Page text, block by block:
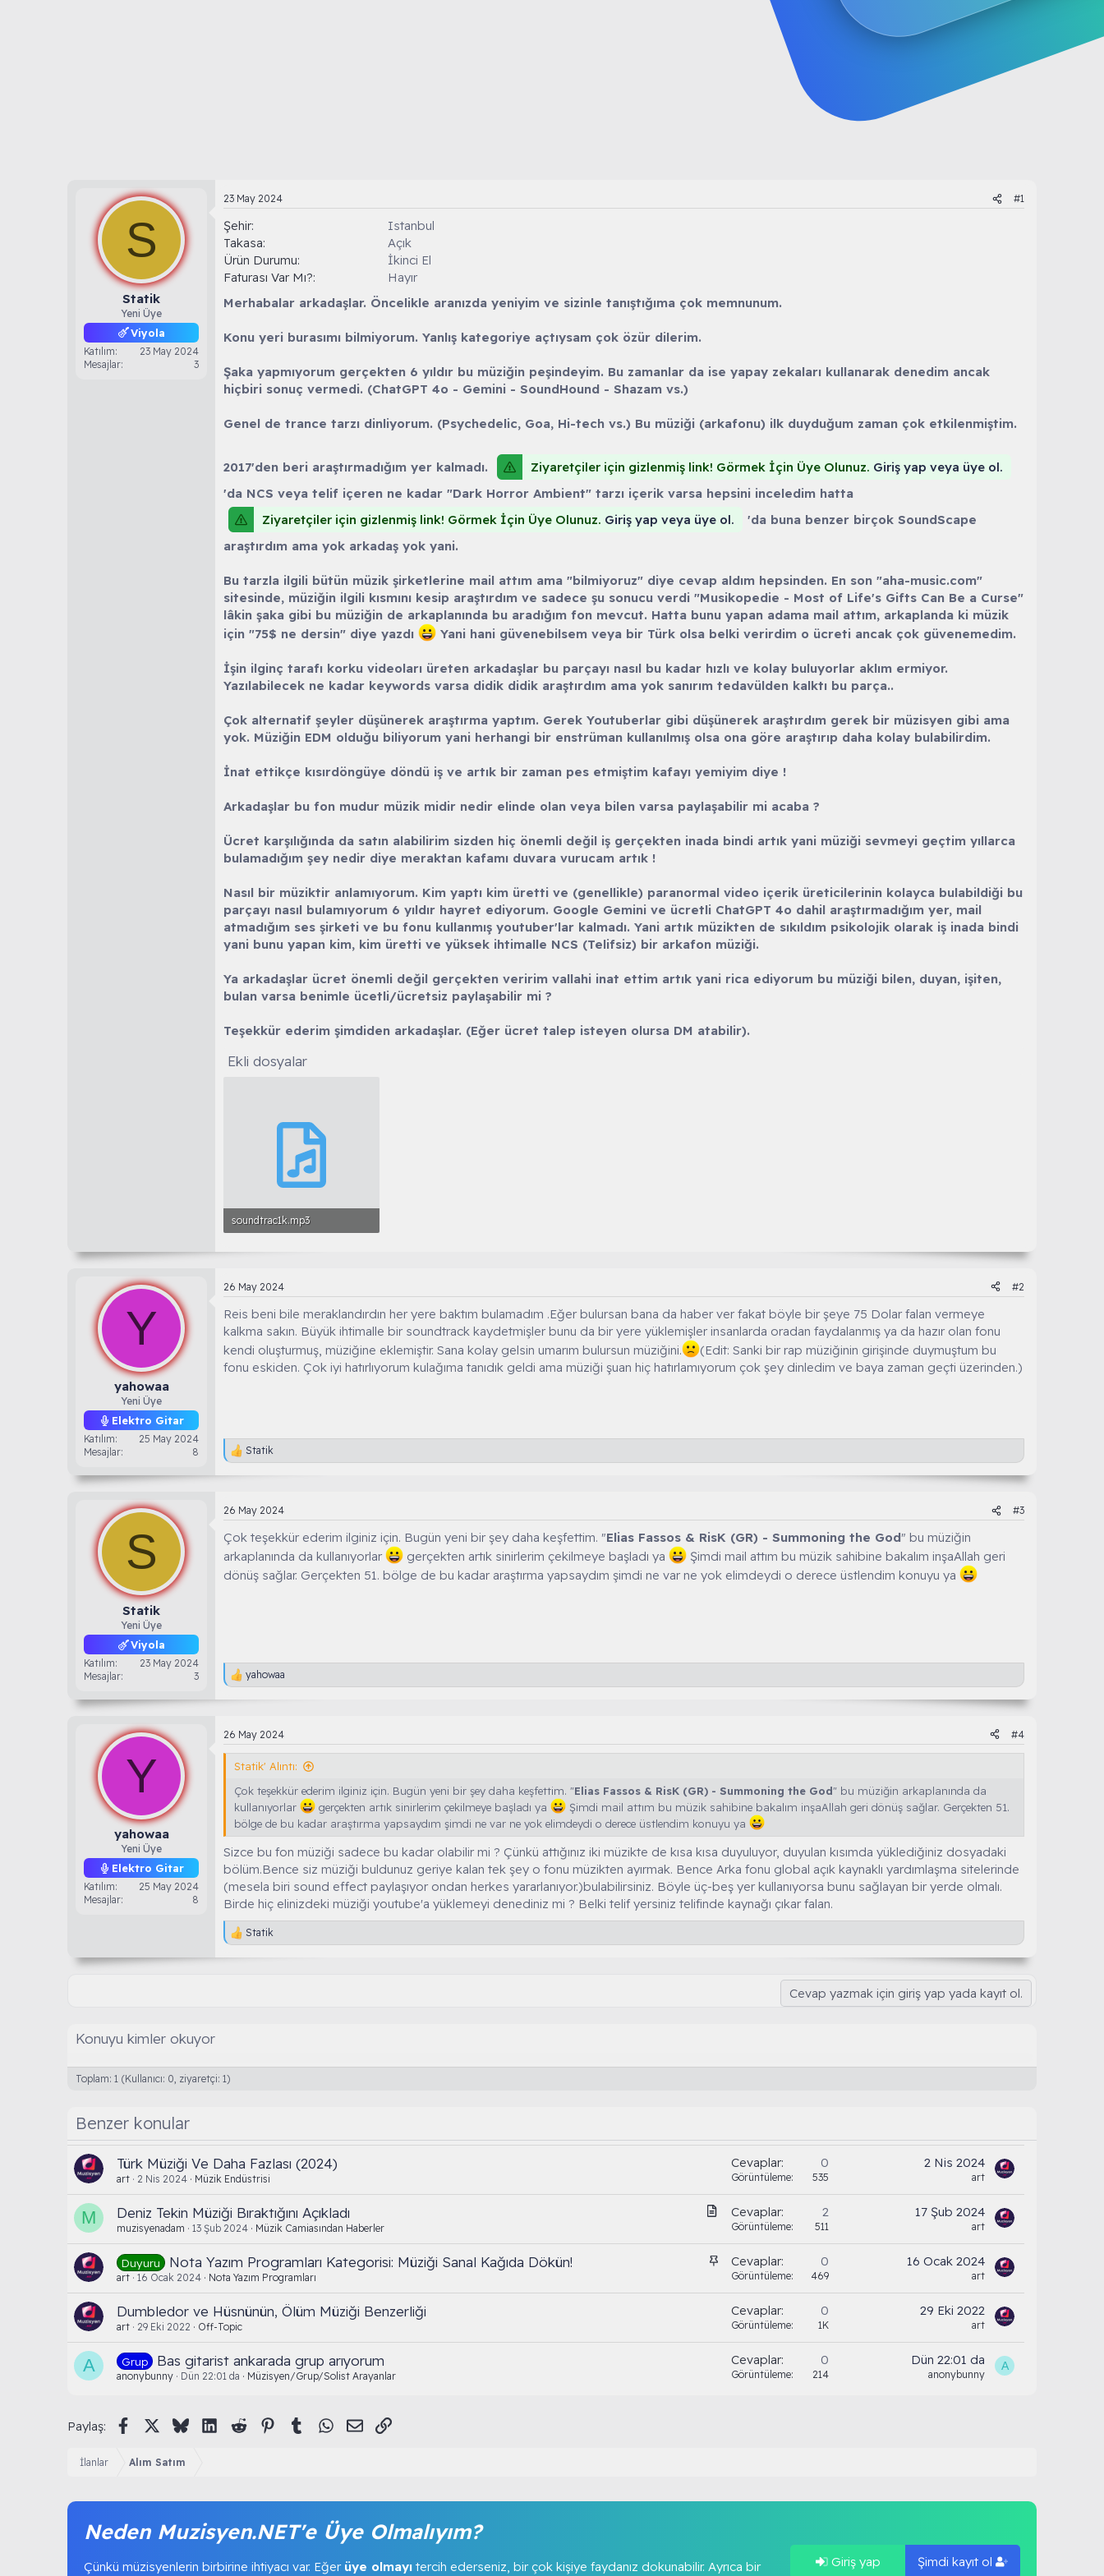
S
Statik
Yeni Üye
Viyola
Katılım
23 May 2024
Mesajlar
3
23 May 2024 #1
Şehir
Istanbul
Takasa
Açık
Ürün Durumu
İkinci El
Faturası Var Mı?
Hayır
Merhabalar arkadaşlar. Öncelikle aranızda yeniyim ve sizinle tanıştığıma çok memnunum.
Konu yeri burasımı bilmiyorum. Yanlış kategoriye açtıysam çok özür dilerim.
Şaka yapmıyorum gerçekten 6 yıldır bu müziğin peşindeyim. Bu zamanlar da ise yapay zekaları kullanarak denedim ancak
hiçbiri sonuç vermedi. (ChatGPT 4o - Gemini - SoundHound - Shazam vs.)
Genel de trance tarzı dinliyorum. (Psychedelic, Goa, Hi-tech vs.) Bu müziği (arkafonu) ilk duyduğum zaman çok etkilenmiştim.
2017'den beri araştırmadığım yer kalmadı. Ziyaretçiler için gizlenmiş link! Görmek İçin Üye Olunuz. Giriş yap veya üye ol.
'da NCS veya telif içeren ne kadar "Dark Horror Ambient" tarzı içerik varsa hepsini inceledim hatta
Ziyaretçiler için gizlenmiş link! Görmek İçin Üye Olunuz. Giriş yap veya üye ol.
'da buna benzer birçok SoundScape
araştırdım ama yok arkadaş yok yani.
Bu tarzla ilgili bütün müzik şirketlerine mail attım ama "bilmiyoruz" diye cevap aldım hepsinden. En son "aha-music.com"
sitesinde, müziğin ilgili kısmını kesip araştırdım ve sadece şu sonucu verdi "Musikopedie - Most of Life's Gifts Can Be a Curse"
lâkin şaka gibi bu müziğin de arkaplanında bu aradığım fon mevcut. Hatta bunu yapan adama mail attım, arkaplanda ki müzik
için "75$ ne dersin" diye yazdı
Yani hani güvenebilsem veya bir Türk olsa belki verirdim o ücreti ancak çok güvenemedim.
İşin ilginç tarafı korku videoları üreten arkadaşlar bu parçayı nasıl bu kadar hızlı ve kolay buluyorlar aklım ermiyor.
Yazılabilecek ne kadar keywords varsa didik didik araştırdım ama yok sanırım tedavülden kalktı bu parça..
Çok alternatif şeyler düşünerek araştırma yaptım. Gerek Youtuberlar gibi düşünerek araştırdım gerek bir müzisyen gibi ama
yok. Müziğin EDM olduğu biliyorum yani herhangi bir enstrüman kullanılmış olsa ona göre araştırıp daha kolay bulabilirdim.
İnat ettikçe kısırdöngüye döndü iş ve artık bir zaman pes etmiştim kafayı yemiyim diye !
Arkadaşlar bu fon mudur müzik midir nedir elinde olan veya bilen varsa paylaşabilir mi acaba ?
Ücret karşılığında da satın alabilirim sizden hiç önemli değil iş gerçekten inada bindi artık yani müziği sevmeyi geçtim yıllarca
bulamadığım şey nedir diye meraktan kafamı duvara vurucam artık !
Nasıl bir müziktir anlamıyorum. Kim yaptı kim üretti ve (genellikle) paranormal video içerik üreticilerinin kolayca bulabildiği bu
parçayı nasıl bulamıyorum 6 yıldır hayret ediyorum. Google Gemini ve ücretli ChatGPT 4o dahil araştırmadığım yer, mail
atmadığım ses şirketi ve bu fonu kullanmış youtuber'lar kalmadı. Yani artık müzikten de sıkıldım psikolojik olarak iş inada bindi
yani bunu yapan kim, kim üretti ve yüksek ihtimalle NCS (Telifsiz) bir arkafon müziği.
Ya arkadaşlar ücret önemli değil gerçekten veririm vallahi inat ettim artık yani rica ediyorum bu müziği bilen, duyan, işiten,
bulan varsa benimle ücetli/ücretsiz paylaşabilir mi ?
Teşekkür ederim şimdiden arkadaşlar. (Eğer ücret talep isteyen olursa DM atabilir).
Ekli dosyalar
soundtrac1k.mp3
Y
yahowaa
Yeni Üye
Elektro Gitar
Katılım
25 May 2024
Mesajlar
8
26 May 2024 #2
Reis beni bile meraklandırdın her yere baktım bulamadım .Eğer bulursan bana da haber ver fakat böyle bir şeye 75 Dolar falan vermeye
kalkma sakın. Büyük ihtimalle bir soundtrack kaydetmişler bunu da bir yere yüklemişler insanlarda oradan faydalanmış ya da hazır olan fonu
kendi oluşturmuş, müziğine eklemiştir. Sana kolay gelsin umarım bulursun müziğini.
(Edit: Sanki bir rap müziğinin girişinde duymuştum bu
fonu eskiden. Çok iyi hatırlıyorum kulağıma tanıdık geldi ama müziği şuan hiç hatırlamıyorum çok şey dinledim ve baya zaman geçti üzerinden.)
T
i
l
e
:
Statik
S
Statik
Yeni Üye
Viyola
Katılım
23 May 2024
Mesajlar
3
26 May 2024 #3
Çok teşekkür ederim ilginiz için. Bugün yeni bir şey daha keşfettim. "Elias Fassos & RisK (GR) - Summoning the God" bu müziğin
arkaplanında da kullanıyorlar
gerçekten artık sinirlerim çekilmeye başladı ya
Şimdi mail attım bu müzik sahibine bakalım inşaAllah geri
dönüş sağlar. Gerçekten 51. bölge de bu kadar araştırma yapsaydım şimdi ne var ne yok elimdeydi o derece üstlendim konuyu ya
T
i
l
yahowaa
Y
yahowaa
Yeni Üye
Elektro Gitar
Katılım
25 May 2024
Mesajlar
8
26 May 2024 #4
Statik' Alıntı:
Çok teşekkür ederim ilginiz için. Bugün yeni bir şey daha keşfettim. "Elias Fassos & RisK (GR) - Summoning the God" bu müziğin arkaplanında da
kullanıyorlar
gerçekten artık sinirlerim çekilmeye başladı ya
Şimdi mail attım bu müzik sahibine bakalım inşaAllah geri dönüş sağlar. Gerçekten 51.
bölge de bu kadar araştırma yapsaydım şimdi ne var ne yok elimdeydi o derece üstlendim konuyu ya
Sizce bu fon müziği sadece bu kadar olabilir mi ? Çünkü attığınız iki müzikte de kısa kısa duyuluyor, duyulan kısımda yüklediğiniz dosyadaki
bölüm.Bence siz müziği buldunuz geriye kalan tek şey o fonu müzikten ayırmak. Bence Arka fonu global açık kaynaklı yardımlaşma sitelerinde
(mesela biri sound effect paylaşıyor ondan herkes yararlanıyor.)bulabilirsiniz. Böyle üç-beş yer kullanıyorsa bunu sağlayan bir yerde olmalı.
Birde hiç elinizdeki müziği youtube'a yüklemeyi denediniz mi ? Belki telif yersiniz telifinde kaynağı çıkar falan.
T
Statik
Cevap yazmak için giriş yap yada kayıt ol.
Konuyu kimler okuyor
Toplam: 1 (Kullanıcı: 0, ziyaretçi: 1)
Benzer konular
Türk Müziği Ve Daha Fazlası (2024)
art 2 Nis 2024 Müzik Endüstrisi
Cevaplar 0
Görüntüleme 535
2 Nis 2024
art
M
k
a
e
Deniz Tekin Müziği Bıraktığını Açıkladı
muzisyenadam 13 Şub 2024 Müzik Camiasından Haberler
Cevaplar 2
Görüntüleme 511
17 Şub 2024
art
S
b
Duyuru Nota Yazım Programları Kategorisi: Müziği Sanal Kağıda Dökün!
art 16 Ocak 2024 Nota Yazım Programları
Cevaplar 0
Görüntüleme 469
16 Ocak 2024
art
Dumbledor ve Hüsnünün, Ölüm Müziği Benzerliği
art 29 Eki 2022 Off-Topic
Cevaplar 0
Görüntüleme 1K
29 Eki 2022
art
A Grup Bas gitarist ankarada grup arıyorum
anonybunny Dün 22:01 da Müzisyen/Grup/Solist Arayanlar
Cevaplar 0
Görüntüleme 214
Dün 22:01 da
anonybunny
A
Paylaş: FacebookX (Twitter)
BlueskyLinkedIn
Reddit Pinterest
TumblrWhatsApp
E-postaLink
İlanlar Alım Satım
Neden Muzisyen.NET'e Üye Olmalıyım?
Çünkü müzisyenlerin birbirine ihtiyacı var. Eğer üye olmayı tercih ederseniz, bir çok kişiye faydanız dokunabilir. Ayrıca bir Giriş yap Şimdi kayıt ol